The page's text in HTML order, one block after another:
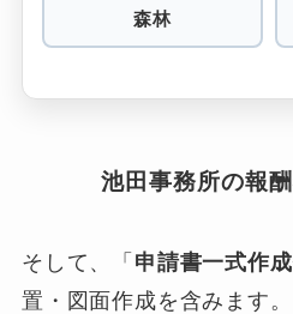
森林
池田事務所の報
そして、「 申請書一式作
置・図面作成を含みます